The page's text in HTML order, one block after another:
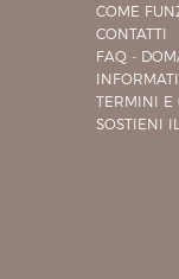
COME
CONTATTI
FAQ -
TERMINI E
SOSTIENI